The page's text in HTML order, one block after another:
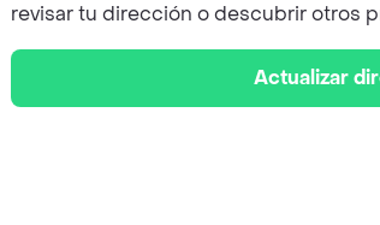
revisar tu dirección o descubrir otros
Actualizar